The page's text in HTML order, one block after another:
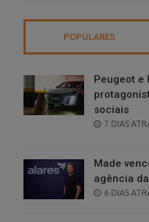
POPULARES
Peugeot e
sociais
POSTED
7 DIAS
Made
agência
POSTED
6 DIAS